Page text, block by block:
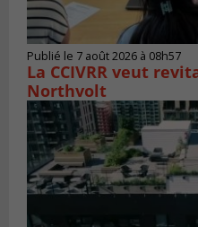
Publié le 7 août 2026 à 08h57
La CCIVRR veut
Northvolt